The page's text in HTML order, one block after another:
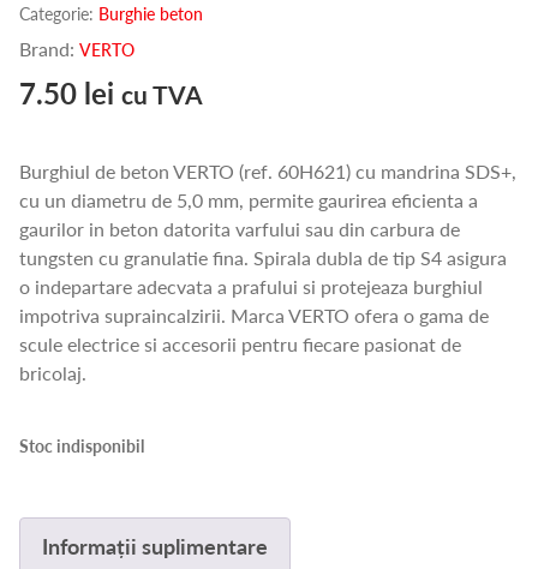
Categorie: Burghie beton
Brand: VERTO
7.50 lei cu TVA
Burghiul de beton VERTO (ref. 60H621) cu mandrina SDS+,
cu un diametru de 5,0 mm, permite gaurirea eficienta a
gaurilor in beton datorita varfului sau din carbura de
tungsten cu granulatie fina. Spirala dubla de tip S4 asigura
o indepartare adecvata a prafului si protejeaza burghiul
impotriva supraincalzirii. Marca VERTO ofera o gama de
scule electrice si accesorii pentru fiecare pasionat de
bricolaj.
Stoc indisponibil
Informații suplimentare